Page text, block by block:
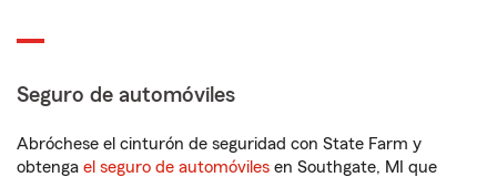
Seguro de automóviles
Abróchese el cinturón de seguridad con State Farm y
obtenga el seguro de automóviles en Southgate, MI que